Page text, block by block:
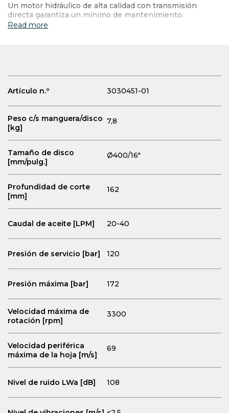
Un motor hidráulico de alta calidad con transmisión
directa garantiza un mínimo de mantenimiento.
Read more
Artículo n.º 3030451-01
Peso c/s manguera/disco
[kg]
7,8
Tamaño de disco
[mm/pulg.]
Ø400/16"
Profundidad de corte
[mm]
162
Caudal de aceite [LPM] 20-40
Presión de servicio [bar] 120
Presión máxima [bar] 172
Velocidad máxima de
rotación [rpm]
3300
Velocidad periférica
máxima de la hoja [m/s]
69
Nivel de ruido LWa [dB] 108